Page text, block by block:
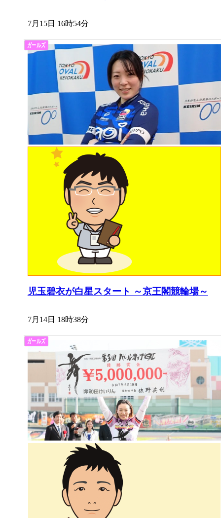
7月15日 16時54分
児玉碧衣が白星スタート ～京王閣競輪場～
7月14日 18時38分